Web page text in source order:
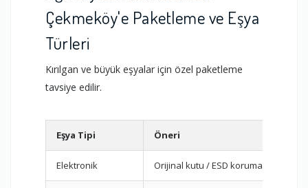
Çekmeköy'e Paketleme ve Eşya
Türleri
Kırılgan ve büyük eşyalar için özel paketleme
tavsiye edilir.
Eşya Tipi Öneri
Elektronik Orijinal kutu / ESD koruma